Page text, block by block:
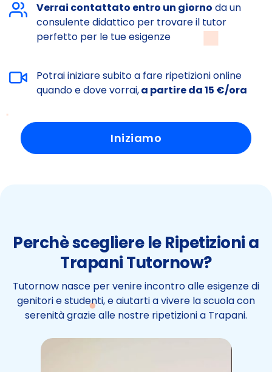
Verrai contattato entro un giorno da un
consulente didattico per trovare il tutor
perfetto per le tue esigenze
Potrai iniziare subito a fare ripetizioni online
quando e dove vorrai,a partire da 15 €/ora
Iniziamo
Perchè scegliere le Ripetizioni a
Trapani Tutornow?
Tutornow nasce per venire incontro alle esigenze di
genitori e studenti, e aiutarti a vivere la scuola con
serenità grazie alle nostre ripetizioni a Trapani.